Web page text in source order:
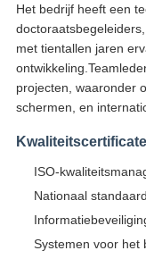
Het bedrijf heeft een
met tientallen jaren
projecten, waaronder
schermen, en
ISO-
Nationaal
Systemen voor het